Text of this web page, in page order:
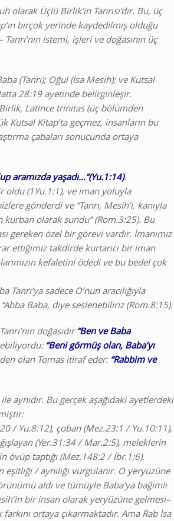
olarak Üçlü Birlik’in Tanrısı’dır. Bu, üç
birçok yerinde kaydedilmiş olduğu
istemi, işleri ve doğasının üç
(Tanrı); Oğul (İsa Mesih); ve Kutsal
28:19 ayetinde belirginleşir.
Latince trinitas (üç bölümden
Kutsal Kitap’ta geçmez, insanların bu
çabaları sonucunda ortaya
aramızda yaşadı…”(Yu.1:14).
oldu (1Yu.1:1), ve iman yoluyla
gönderdi ve “Tanrı, Mesih’i, kanıyla
kurban olarak sundu” (Rom.3:25). Bu
gereken özel bir görevi vardır. İmanımız
ettiğimiz takdirde kurtarıcı bir iman
kefaletini ödedi ve bu bedel çok
sadece O’nun aracılığıyla
Baba, diye seslenebiliriz (Rom.8:15).
doğasıdır“Ben ve Baba
“Beni görmüş olan, Baba’yı
olan Tomas itiraf eder: “Rabbim ve
aynıdır. Bu gerçek aşağıdaki ayetlerdeki
20 / Yu.8:12), çoban (Mez.23:1 / Yu.10:11),
(Yer.31:34 / Mar.2:5), meleklerin
övüp taptığı (Mez.148:2 / İbr.1:6).
/ aynılığı vurgulanır. O yeryüzüne
aldı ve tümüyle Baba’ya bağımlı
bir insan olarak yeryüzüne gelmesi–
ortaya çıkarmaktadır. Ama Rab İsa